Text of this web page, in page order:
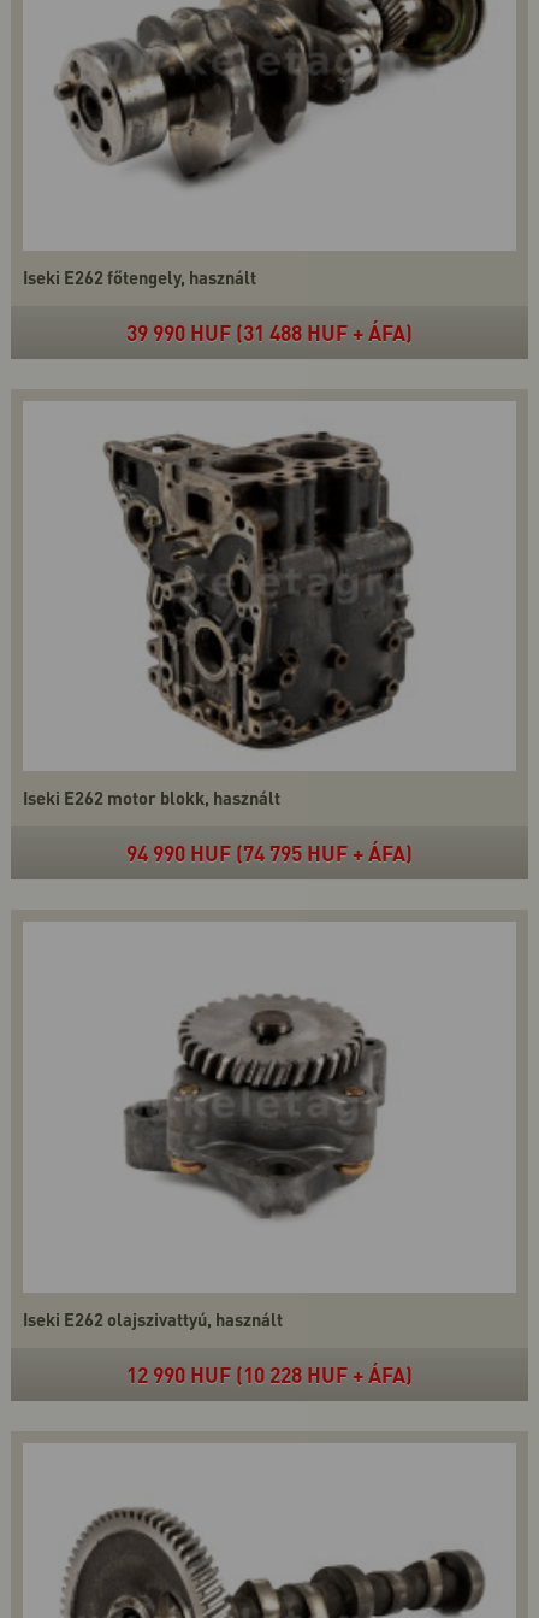
Iseki E262 főtengely, használt
39 990 HUF (31 488 HUF + ÁFA)
Iseki E262 motor blokk, használt
94 990 HUF (74 795 HUF + ÁFA)
Iseki E262 olajszivattyú, használt
12 990 HUF (10 228 HUF + ÁFA)